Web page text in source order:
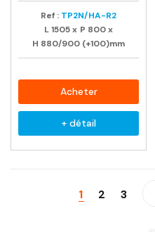
Ref : TP2N/HA-R2
L1505x P 800x
H 880/900 (+100)mm
Acheter
+ détail
1 2 3